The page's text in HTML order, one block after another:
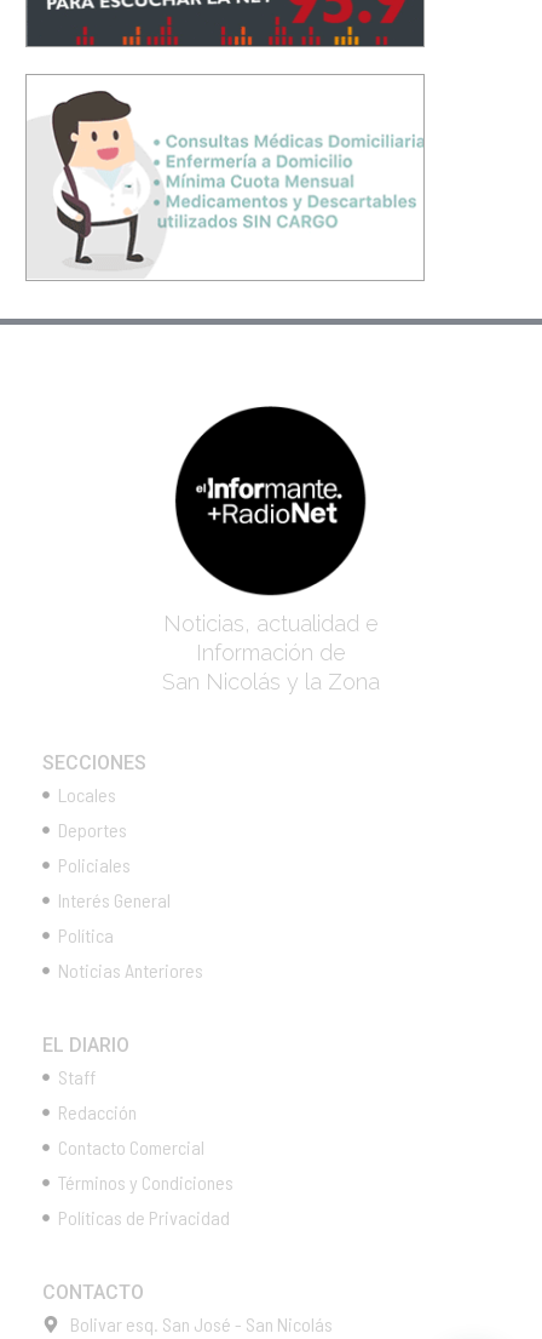
Noticias, actualidad e
Información de
San Nicolás y la Zona
SECCIONES
Locales
Deportes
Policiales
Interés General
Política
Noticias Anteriores
EL DIARIO
Staff
Redacción
Contacto Comercial
Términos y Condiciones
Políticas de Privacidad
CONTACTO
Bolivar esq. San José - San Nicolás